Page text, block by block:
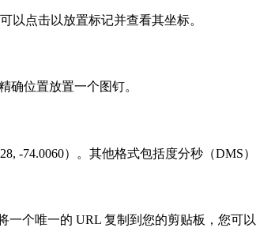
以点击以放置标记并查看其坐标。
确位置放置一个图钉。
-74.0060）。其他格式包括度分秒（DMS
个唯一的 URL 复制到您的剪贴板，您可